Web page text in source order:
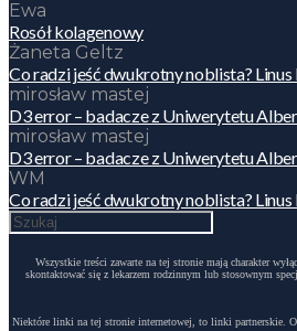
Ewa
Rosół kolagenowy
Żaneta Geltz
Co radzi jeść dwukrotny noblista? Linus
mirosław mastej
D3 error – badacze z Uniwerytetu
mirosław mastej
D3 error – badacze z Uniwerytetu
WM
Co radzi jeść dwukrotny noblista? Linus
Wszystkie treści zawarte na tej stronie mają charakter
skontaktować się z lekarzem rodzinnym lub stosownym
Niektóre linki na tej stronie internetowej, to linki partnerskie.